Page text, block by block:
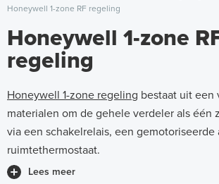
Honeywell 1-zone RF regeling
Honeywell 1-zone
regeling
Honeywell 1-zone regeling bestaat uit een
materialen om de gehele verdeler als één
via een schakelrelais, een gemotoriseerde
ruimtethermostaat.
Lees meer